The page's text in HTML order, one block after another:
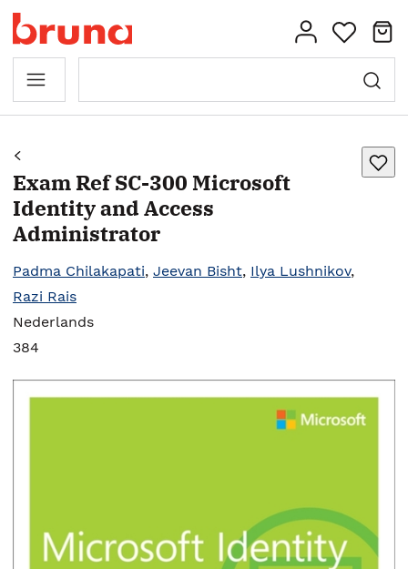
Exam Ref SC-300 Microsoft
Identity and Access
Administrator
Padma Chilakapati, Jeevan Bisht, Ilya Lushnikov,
Razi Rais
Nederlands
384